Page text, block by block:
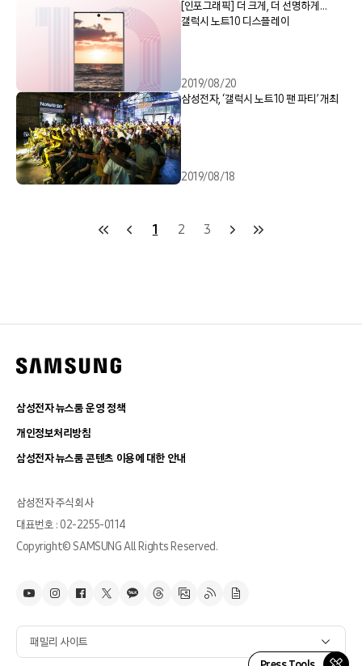
[인포그래픽] 더 크게, 더 선명하게…
갤럭시 노트10 디스플레이
2019/08/20
삼성전자, ‘갤럭시 노트10 팬 파티’ 개최
2019/08/18
1 2 3
삼성전자 뉴스룸 운영 정책
개인정보처리방침
삼성전자 뉴스룸 콘텐츠 이용에 대한 안내
삼성전자 주식회사
대표번호 : 02-2255-0114
Copyright© SAMSUNG All Rights Reserved.
패밀리 사이트